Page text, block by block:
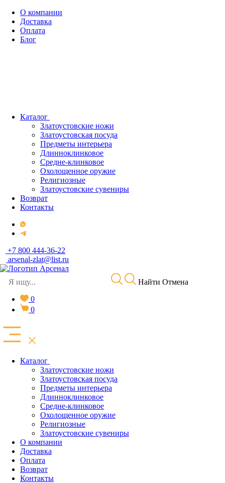
О компании
Доставка
Оплата
Блог
Каталог
Златоустовские ножи
Златоустовская посуда
Предметы интерьера
Длинноклинковое
Средне-клинковое
Охолощенное оружие
Религиозные
Златоустовские сувениры
Возврат
Контакты
+7 800 444-36-22
arsenal-zlat@list.ru
Найти Отмена
0
0
Каталог
Златоустовские ножи
Златоустовская посуда
Предметы интерьера
Длинноклинковое
Средне-клинковое
Охолощенное оружие
Религиозные
Златоустовские сувениры
О компании
Доставка
Оплата
Возврат
Контакты